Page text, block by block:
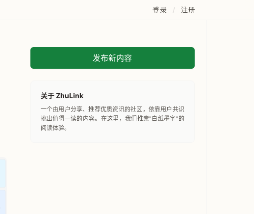
登录 / 注册
发布新内容
关于 ZhuLink
一个由用户分享、推荐优质资讯的社区，依靠用户共识
挑出值得一读的内容。在这里，我们推崇"白纸墨字"的
阅读体验。